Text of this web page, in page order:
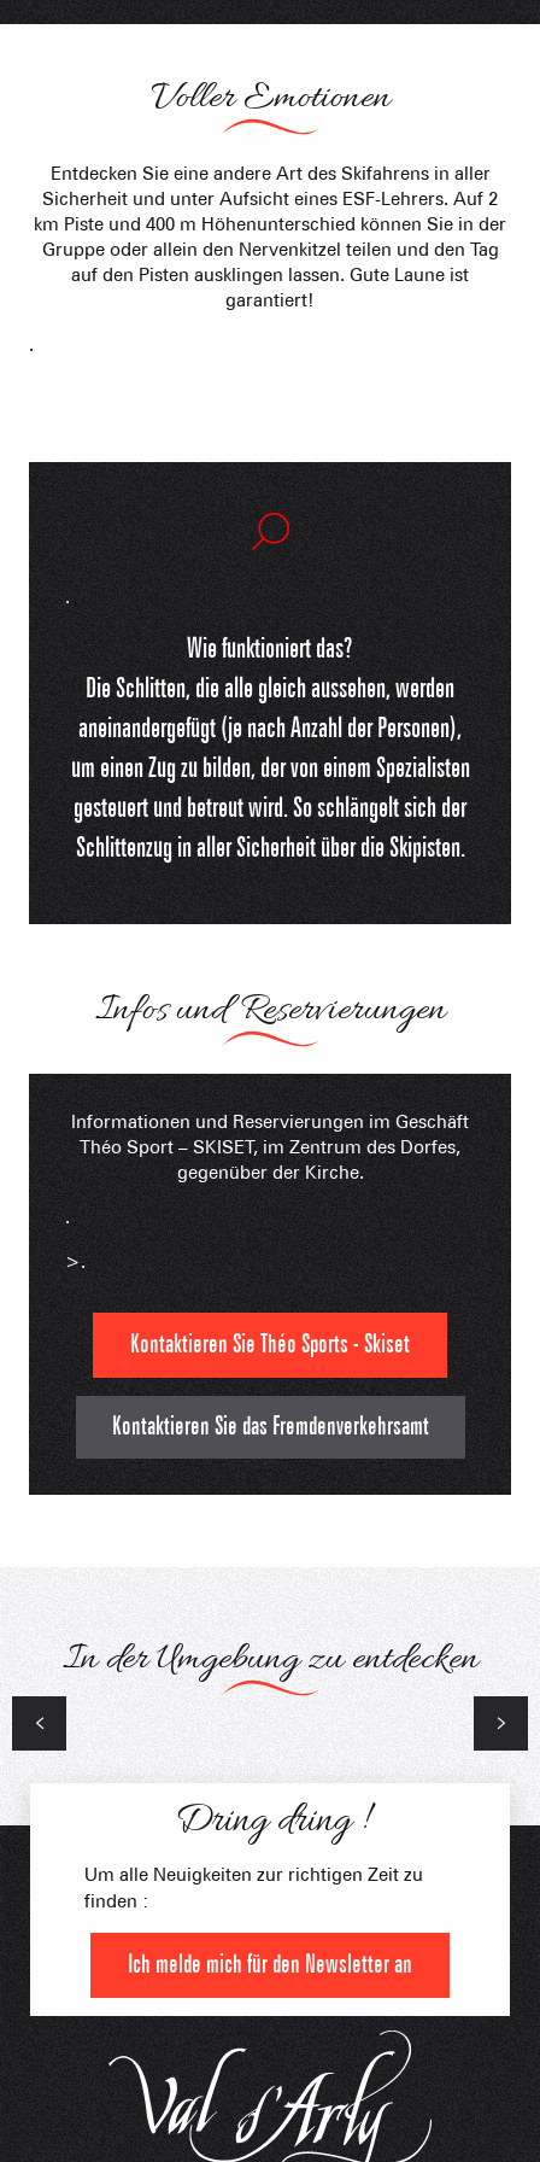
Voller Emotionen
Entdecken Sie eine andere Art des Skifahrens in aller
Sicherheit und unter Aufsicht eines ESF-Lehrers. Auf 2
km Piste und 400 m Höhenunterschied können Sie in der
Gruppe oder allein den Nervenkitzel teilen und den Tag
auf den Pisten ausklingen lassen. Gute Laune ist
garantiert!
.
.
Wie funktioniert das?
Die Schlitten, die alle gleich aussehen, werden
aneinandergefügt (je nach Anzahl der Personen),
um einen Zug zu bilden, der von einem Spezialisten
gesteuert und betreut wird. So schlängelt sich der
Schlittenzug in aller Sicherheit über die Skipisten.
Infos und Reservierungen
Informationen und Reservierungen im Geschäft
Théo Sport – SKISET, im Zentrum des Dorfes,
gegenüber der Kirche.
.
>.
Kontaktieren Sie Théo Sports - Skiset
Kontaktieren Sie das Fremdenverkehrsamt
In der Umgebung zu entdecken
Dring dring !
Um alle Neuigkeiten zur richtigen Zeit zu
finden :
Ich melde mich für den Newsletter an